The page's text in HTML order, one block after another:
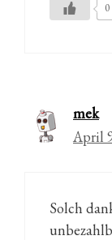
0
mek
April
Solch